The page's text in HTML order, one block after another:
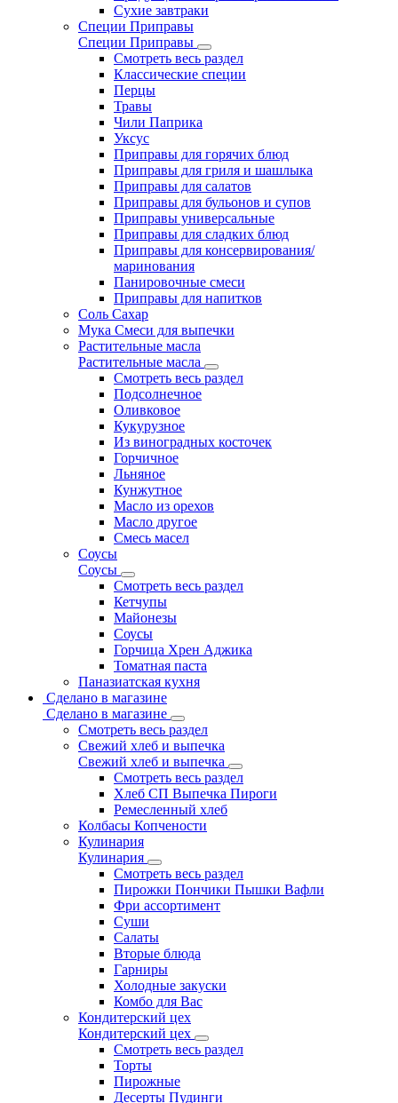
Сухие завтраки
Специи Приправы
Специи Приправы
Смотреть весь раздел
Классические специи
Перцы
Травы
Чили Паприка
Уксус
Приправы для горячих блюд
Приправы для гриля и шашлыка
Приправы для салатов
Приправы для бульонов и супов
Приправы универсальные
Приправы для сладких блюд
Приправы для консервирования/
маринования
Панировочные смеси
Приправы для напитков
Соль Сахар
Мука Смеси для выпечки
Растительные масла
Растительные масла
Смотреть весь раздел
Подсолнечное
Оливковое
Кукурузное
Из виноградных косточек
Горчичное
Льняное
Кунжутное
Масло из орехов
Масло другое
Смесь масел
Соусы
Соусы
Смотреть весь раздел
Кетчупы
Майонезы
Соусы
Горчица Хрен Аджика
Томатная паста
Паназиатская кухня
Сделано в магазине
Сделано в магазине
Смотреть весь раздел
Свежий хлеб и выпечка
Свежий хлеб и выпечка
Смотреть весь раздел
Хлеб СП Выпечка Пироги
Ремесленный хлеб
Колбасы Копчености
Кулинария
Кулинария
Смотреть весь раздел
Пирожки Пончики Пышки Вафли
Фри ассортимент
Суши
Салаты
Вторые блюда
Гарниры
Холодные закуски
Комбо для Вас
Кондитерский цех
Кондитерский цех
Смотреть весь раздел
Торты
Пирожные
Десерты Пудинги